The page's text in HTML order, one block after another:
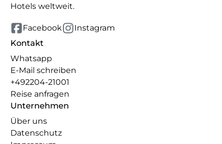
Hotels weltweit.
Facebook Instagram
Kontakt
Whatsapp
E-Mail schreiben
+492204-21001
Reise anfragen
Unternehmen
Über uns
Datenschutz